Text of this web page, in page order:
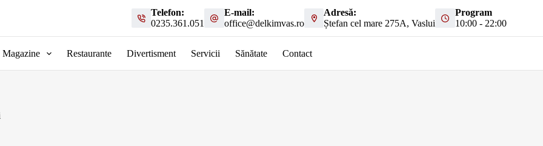
Telefon:
0235.361.051
E-mail:
office@delkimvas.ro
Adresă:
Ștefan cel mare 275A, Vaslui
Program
10:00 - 22:00
Magazine Restaurante Divertisment Servicii Sănătate Contact